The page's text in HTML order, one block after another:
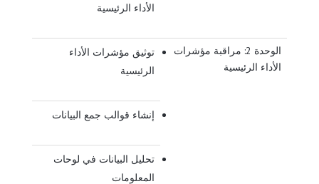
الأداء الرئيسية
الوحدة 2: مراقبة مؤشرات
الأداء الرئيسية
توثيق مؤشرات الأداء
الرئيسية
إنشاء قوالب جمع البيانات
تحليل البيانات في لوحات
المعلومات